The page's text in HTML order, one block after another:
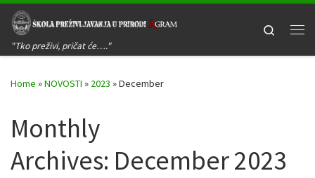
Skip to content
"Tko preživi, pričat će…."
Search
Home »NOVOSTI » 2023 »December
Monthly
Archives: December 2023